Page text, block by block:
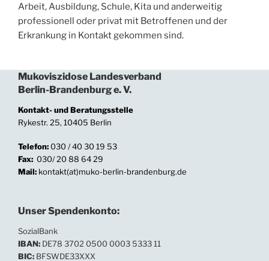
Arbeit, Ausbildung, Schule, Kita und anderweitig
professionell oder privat mit Betroffenen und der
Erkrankung in Kontakt gekommen sind.
Mukoviszidose Landesverband
Berlin-Brandenburg e. V.
Kontakt- und Beratungsstelle
Rykestr. 25, 10405 Berlin
Telefon:030 / 40 30 19 53
Fax: 030/ 20 88 64 29
Mail: kontakt(at)muko-berlin-brandenburg.de
Unser Spendenkonto:
SozialBank
IBAN: DE78 3702 0500 0003 5333 11
BIC: BFSWDE33XXX